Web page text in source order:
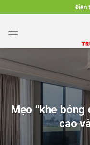
to
content
Điện
Mẹo “khe
cao